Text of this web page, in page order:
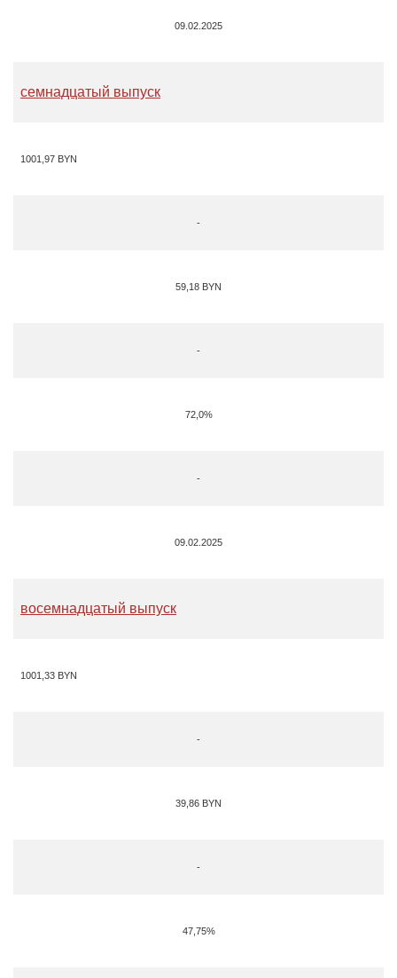
09.02.2025
семнадцатый выпуск
1001,97 BYN
-
59,18 BYN
-
72,0%
-
09.02.2025
восемнадцатый выпуск
1001,33 BYN
-
39,86 BYN
-
47,75%